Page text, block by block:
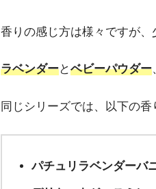
香りの感じ方は様々ですが、
ラベンダーとベビーパウダー
同じシリーズでは、以下の香
パチュリラベンダーバ